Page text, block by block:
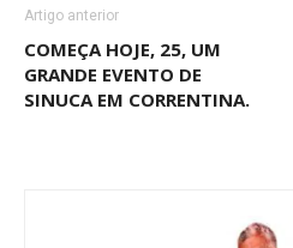
Artigo anterior
COMEÇA HOJE, 25, UM
GRANDE EVENTO DE
SINUCA EM CORRENTINA.